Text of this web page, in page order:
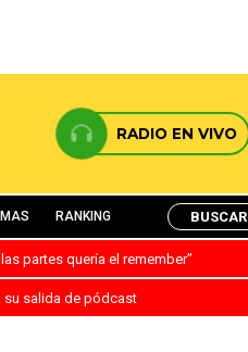
RADIO EN VIVO
RANKING BUSCAR
partes quería el remember”
su salida de pódcast